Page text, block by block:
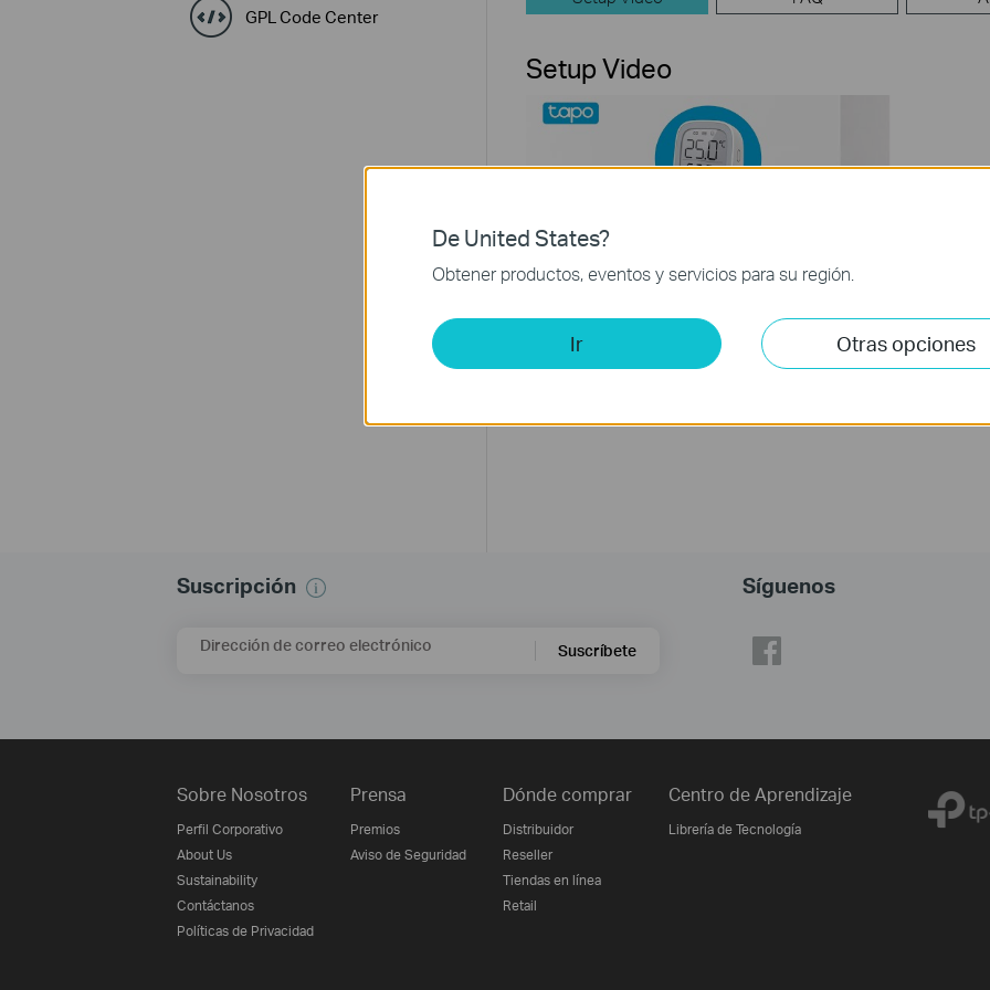
GPL Code Center
Setup Video
Cómo configurar su monitor
inteligente de temperatura y
humedad Tapo: Tapo T315
Suscripción
Dirección de correo electrónico Suscríbete
Síguenos
Sobre Nosotros
Perfil Corporativo
About Us
Sustainability
Contáctanos
Políticas de Privacidad
Prensa
Premios
Aviso de Seguridad
Dónde comprar
Distribuidor
Reseller
Tiendas en línea
Retail
Centro de Aprendizaje
Librería de Tecnología
De United States?
Obtener productos, eventos y servicios para su región.
Ir Otras opciones